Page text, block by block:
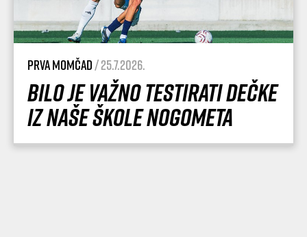
Prva momčad/ 25.7.2026.
Bilo je važno testirati dečke
iz naše Škole nogometa